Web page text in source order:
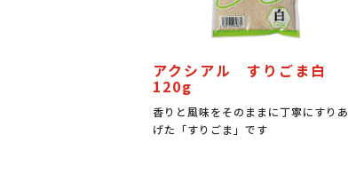
アクシアル すりごま白
120g
香りと風味をそのままに丁寧にすりあ
げた「すりごま」です